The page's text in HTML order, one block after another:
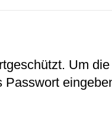
Um
Passwort